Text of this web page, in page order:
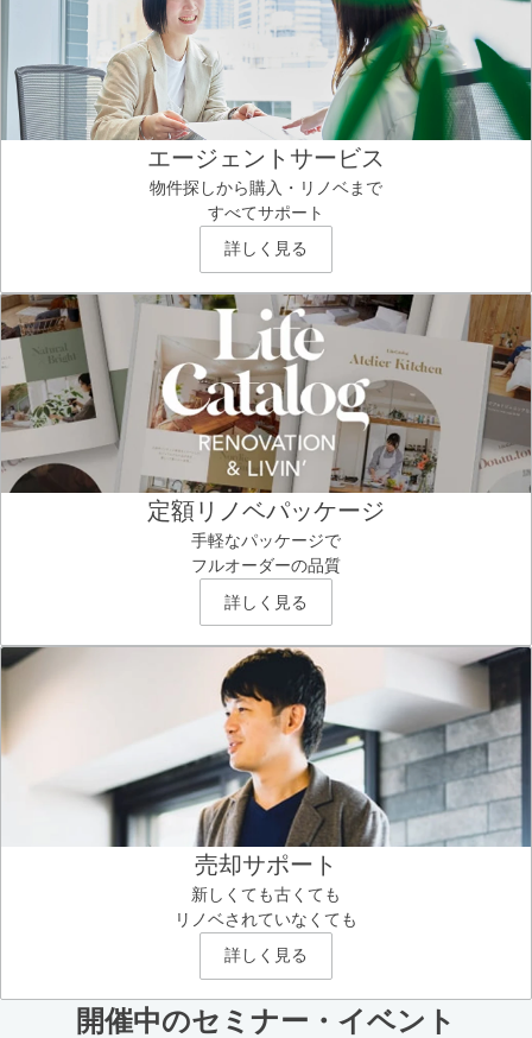
エージェントサービス
物件探しから購入・リノベまで
すべてサポート
詳しく見る
定額リノベパッケージ
手軽なパッケージで
フルオーダーの品質
詳しく見る
売却サポート
新しくても古くても
リノベされていなくても
詳しく見る
開催中のセミナー・イベント